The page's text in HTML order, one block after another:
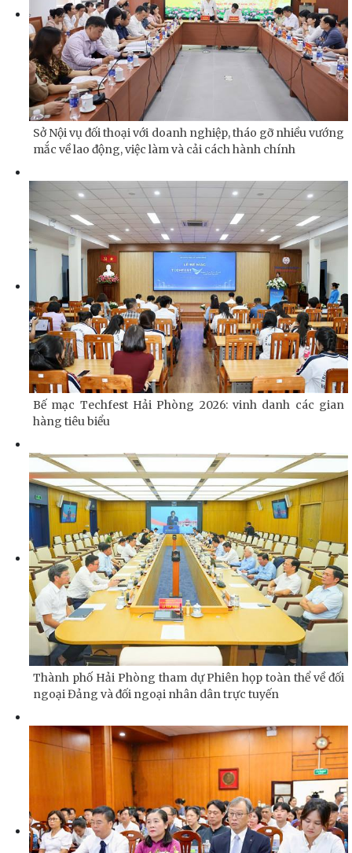
Sở Nội vụ đối thoại với doanh nghiệp, tháo gỡ nhiều vướng
mắc về lao động, việc làm và cải cách hành chính
Bế mạc Techfest Hải Phòng 2026: vinh danh các gian
hàng tiêu biểu
Thành phố Hải Phòng tham dự Phiên họp toàn thể về đối
ngoại Đảng và đối ngoại nhân dân trực tuyến